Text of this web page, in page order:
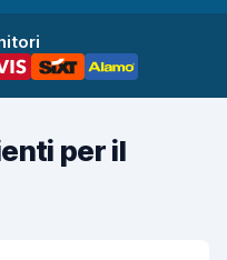
per il